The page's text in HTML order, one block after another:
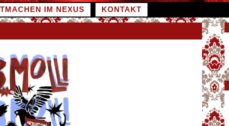
IM NEXUS KONTAKT